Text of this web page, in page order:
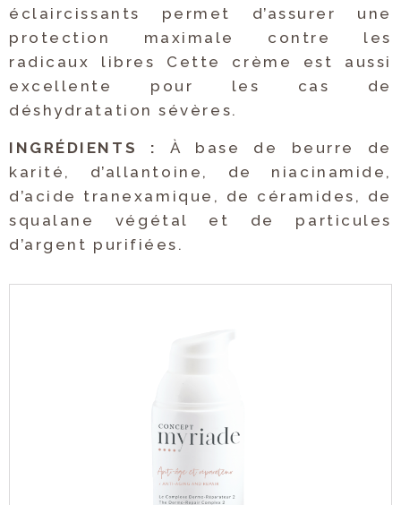
éclaircissants permet d’assurer une
protection maximale contre les
radicaux libres Cette crème est aussi
excellente pour les cas de
déshydratation sévères.
INGRÉDIENTS :
À base de beurre de
karité, d’allantoine, de niacinamide,
d’acide tranexamique, de céramides, de
squalane végétal et de particules
d’argent purifiées.